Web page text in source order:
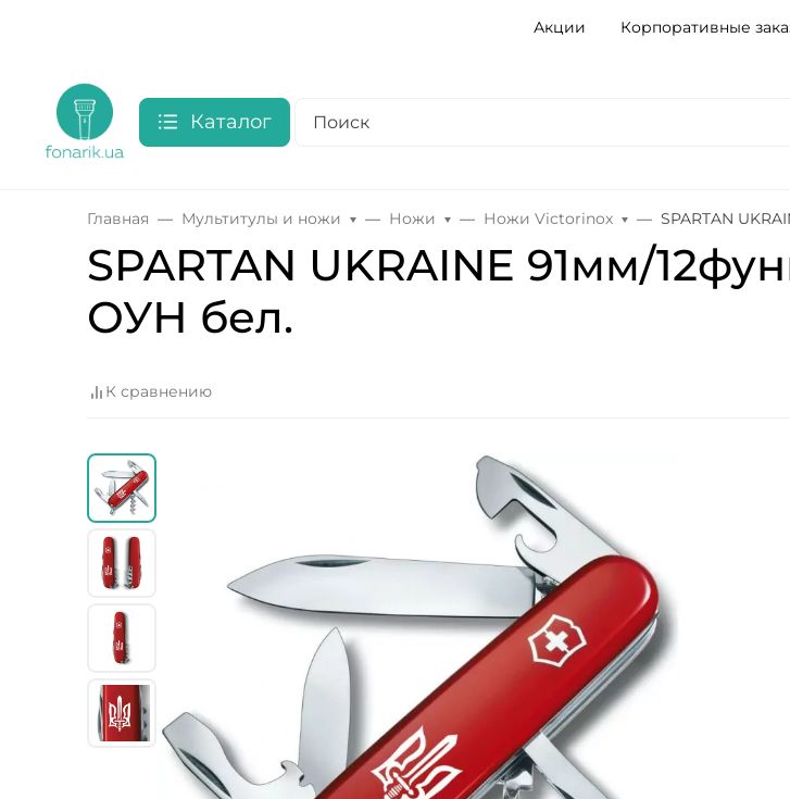
Акции Корпоративные
Каталог
Главная Мультитулы и ножи Ножи Ножи Victorinox SPARTAN
SPARTAN UKRAINE 91мм/
ОУН бел.
К сравнению